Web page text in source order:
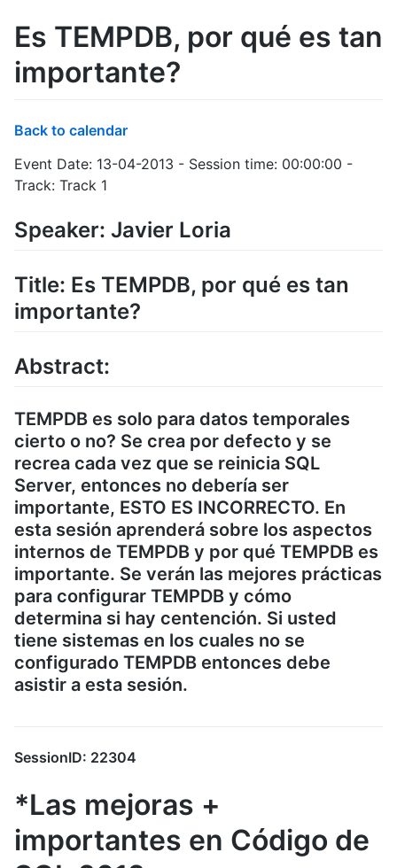
Es TEMPDB, por qué es tan
importante?
Back to calendar
Event Date: 13-04-2013 - Session time: 00:00:00 -
Track: Track 1
Speaker: Javier Loria
Title: Es TEMPDB, por qué es tan
importante?
Abstract:
TEMPDB es solo para datos temporales
cierto o no? Se crea por defecto y se
recrea cada vez que se reinicia SQL
Server, entonces no debería ser
importante, ESTO ES INCORRECTO. En
esta sesión aprenderá sobre los aspectos
internos de TEMPDB y por qué TEMPDB es
importante. Se verán las mejores prácticas
para configurar TEMPDB y cómo
determina si hay centención. Si usted
tiene sistemas en los cuales no se
configurado TEMPDB entonces debe
asistir a esta sesión.
SessionID: 22304
*Las mejoras +
importantes en Código de